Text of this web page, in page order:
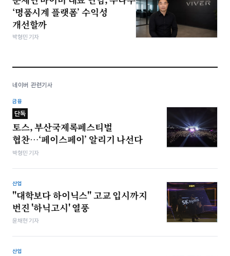
‘명품시계 플랫폼’ 수익성
개선할까
박형민 기자
네이버 관련기사
금융
단독
토스, 부산국제록페스티벌
협찬…‘페이스페이’ 알리기 나선다
박형민 기자
산업
"대학보다 하이닉스" 고교 입시까지
번진 '하닉고시' 열풍
윤채현 기자
산업